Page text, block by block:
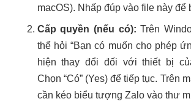
macOS). Nhấp đúp vào file này để
Cấp quyền (nếu có): Trên
thể hỏi “Bạn có muốn cho phép
hiện thay đổi đối với thiết bị
Chọn “Có” (Yes) để tiếp tục. Trên
cần kéo biểu tượng Zalo vào thư